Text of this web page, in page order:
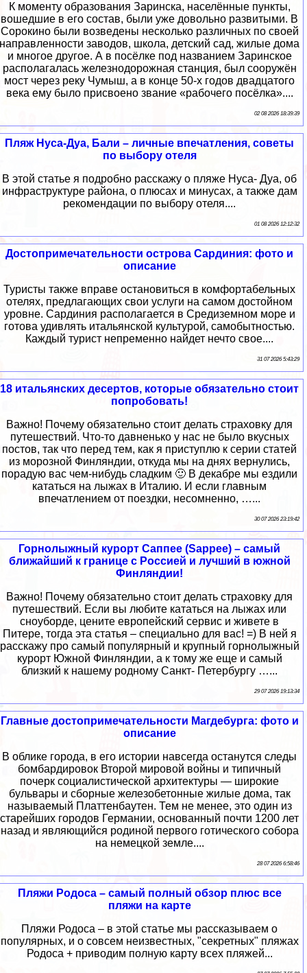
К моменту образования Заринска, населённые пункты,
вошедшие в его состав, были уже довольно развитыми. В
Сорокино были возведены несколько различных по своей
направленности заводов, школа, детский сад, жилые дома
и многое другое. А в посёлке под названием Заринское
располагалась железнодорожная станция, был сооружён
мост через реку Чумыш, а в конце 50-х годов двадцатого
века ему было присвоено звание «рабочего посёлка»....
02 08 2026 18:39:39
Пляж Нуса-Дуа, Бали – личные впечатления, советы
по выбору отеля
В этой статье я подробно расскажу о пляже Нуса- Дуа, об
инфраструктуре района, о плюсах и минусах, а также дам
рекомендации по выбору отеля....
01 08 2026 12:12:32
Достопримечательности острова Сардиния: фото и
описание
Туристы также вправе остановиться в комфортабельных
отелях, предлагающих свои услуги на самом достойном
уровне. Сардиния располагается в Средиземном море и
готова удивлять итальянской культурой, самобытностью.
Каждый турист непременно найдет нечто свое....
31 07 2026 5:43:29
18 итальянских десертов, которые обязательно стоит
попробовать!
Важно! Почему обязательно стоит делать страховку для
путешествий. Что-то давненько у нас не было вкусных
постов, так что перед тем, как я приступлю к серии статей
из морозной Финляндии, откуда мы на днях вернулись,
порадую вас чем-нибудь сладким 🙂 В декабре мы ездили
кататься на лыжах в Италию. И если главным
впечатлением от поездки, несомненно, …...
30 07 2026 23:19:42
Горнолыжный курорт Саппее (Sappee) – самый
ближайший к границе с Россией и лучший в южной
Финляндии!
Важно! Почему обязательно стоит делать страховку для
путешествий. Если вы любите кататься на лыжах или
сноуборде, цените европейский сервис и живете в
Питере, тогда эта статья – специально для вас! =) В ней я
расскажу про самый популярный и крупный горнолыжный
курорт Южной Финляндии, а к тому же еще и самый
близкий к нашему родному Санкт- Петербургу …...
29 07 2026 19:13:34
Главные достопримечательности Магдебурга: фото и
описание
В облике города, в его истории навсегда останутся следы
бомбардировок Второй мировой войны и типичный
почерк социалистической архитектуры — широкие
бульвары и сборные железобетонные жилые дома, так
называемый Платтенбаутен. Тем не менее, это один из
старейших городов Германии, основанный почти 1200 лет
назад и являющийся родиной первого готического собора
на немецкой земле....
28 07 2026 6:58:46
Пляжи Родоса – самый полный обзор плюс все
пляжи на карте
Пляжи Родоса – в этой статье мы рассказываем о
популярных, и о совсем неизвестных, "секретных" пляжах
Родоса + приводим полную карту всех пляжей...